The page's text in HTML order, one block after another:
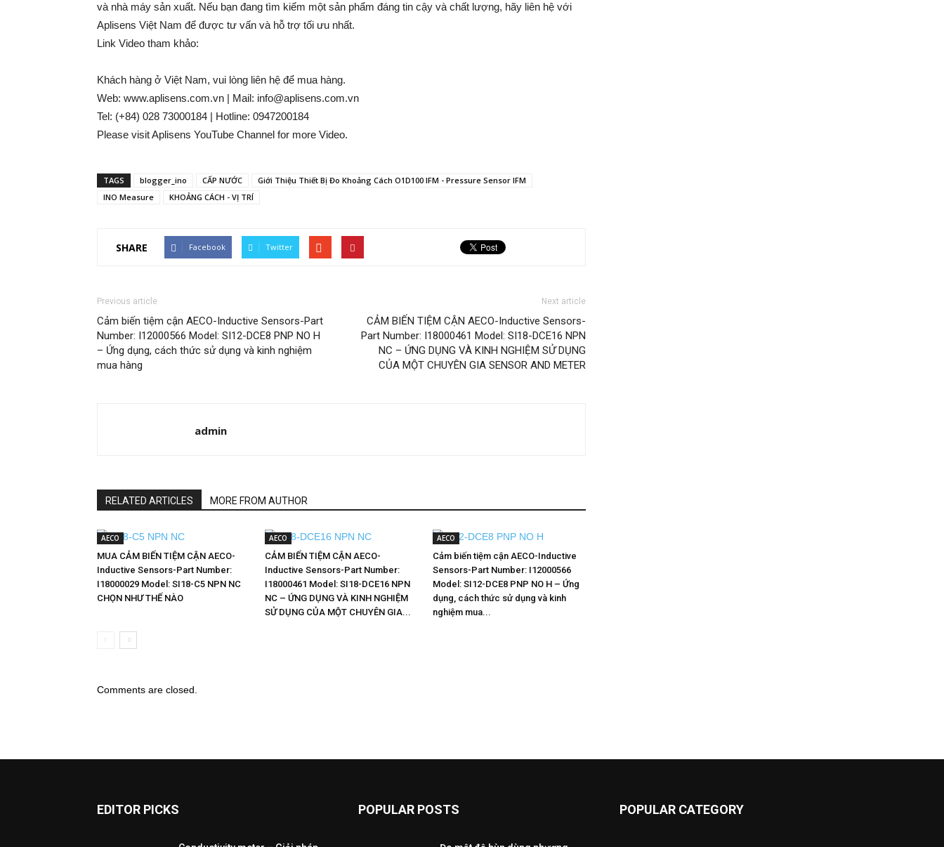
và nhà máy sản xuất. Nếu bạn đang tìm kiếm một sản phẩm đáng tin cậy và chất lượng, hãy liên hệ với
Aplisens Việt Nam để được tư vấn và hỗ trợ tối ưu nhất.
Link Video tham khảo:
Khách hàng ở Việt Nam, vui lòng liên hệ để mua hàng.
Web: www.aplisens.com.vn | Mail: info@aplisens.com.vn
Tel: (+84) 028 73000184 | Hotline: 0947200184
Please visit Aplisens YouTube Channel for more Video.
TAGS blogger_ino CẤP NƯỚC
Giới Thiệu Thiết Bị Đo Khoảng Cách O1D100 IFM - Pressure Sensor IFM
INO Measure
KHOẢNG CÁCH - VỊ TRÍ
SHARE Facebook Twitter
Previous article
Cảm biến tiệm cận AECO-Inductive Sensors-Part
Number: I12000566 Model: SI12-DCE8 PNP NO H
– Ứng dụng, cách thức sử dụng và kinh nghiệm
mua hàng
Next article
CẢM BIẾN TIỆM CẬN AECO-Inductive Sensors-
Part Number: I18000461 Model: SI18-DCE16 NPN
NC – ỨNG DỤNG VÀ KINH NGHIỆM SỬ DỤNG
CỦA MỘT CHUYÊN GIA SENSOR AND METER
admin
RELATED ARTICLES MORE FROM AUTHOR
AECO
MUA CẢM BIẾN TIỆM CẬN AECO-
Inductive Sensors-Part Number:
I18000029 Model: SI18-C5 NPN NC
CHỌN NHƯ THẾ NÀO
AECO
CẢM BIẾN TIỆM CẬN AECO-
Inductive Sensors-Part Number:
I18000461 Model: SI18-DCE16 NPN
NC – ỨNG DỤNG VÀ KINH NGHIỆM
SỬ DỤNG CỦA MỘT CHUYÊN GIA...
AECO
Cảm biến tiệm cận AECO-Inductive
Sensors-Part Number: I12000566
Model: SI12-DCE8 PNP NO H – Ứng
dụng, cách thức sử dụng và kinh
nghiệm mua...
Comments are closed.
EDITOR PICKS POPULAR POSTS POPULAR CATEGORY